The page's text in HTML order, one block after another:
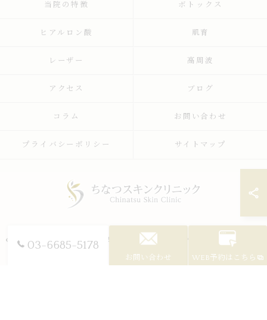
03-6685-5178
お問い合わせ WEB予約はこちら
当院の特徴 ボトックス
ヒアルロン酸 肌育
レーザー 高周波
アクセス ブログ
コラム お問い合わせ
プライバシーポリシー サイトマップ
© 2026 東京都世田谷区の美容皮膚科ならちなつスキンクリニック ALL RIGHTS
RESERVED.